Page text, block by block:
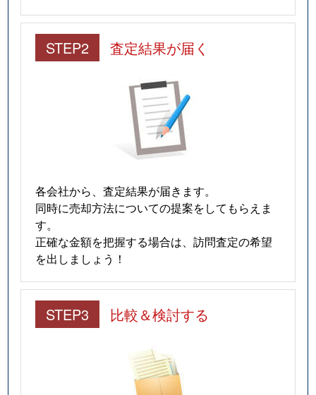
STEP2 査定結果が届く
各会社から、査定結果が届きます。
同時に売却方法についての提案をしてもらえま
す。
正確な金額を把握する場合は、訪問査定の希望
を出しましょう！
STEP3 比較＆検討する